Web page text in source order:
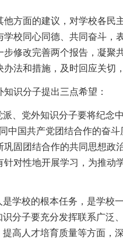
方面的建议，对学校各民
校同心同德、共同奋斗，
修改完善两个报告，凝聚
法和措施，及时回应关切
识分子提出三点希望：
、党外知识分子要将纪念
中国共产党团结合作的奋
固团结合作的共同思想政
对性地开展学习，为推动
学校的根本任务，是学校
分子要充分发挥联系广泛
高人才培育质量等方面，